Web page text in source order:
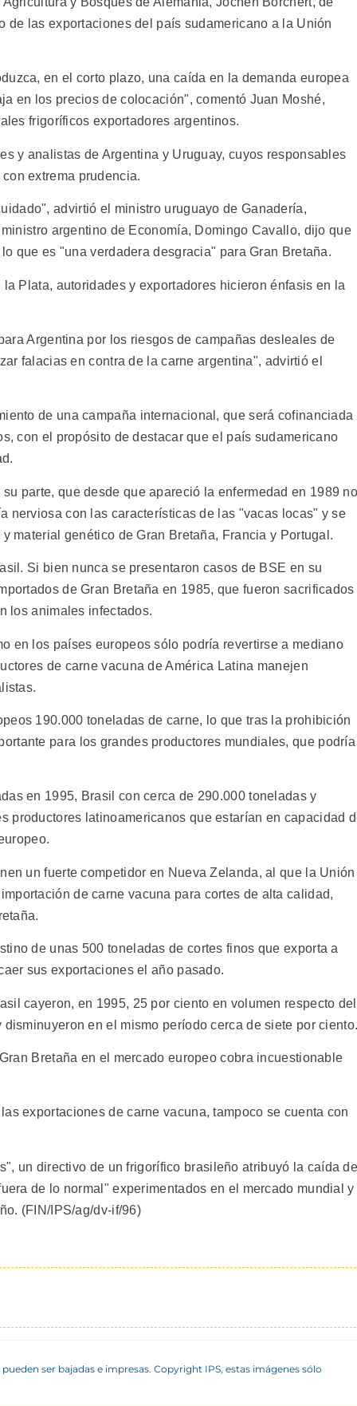
de las exportaciones del país sudamericano a la Unión
en el corto plazo, una caída en la demanda europea
en los precios de colocación", comentó Juan Moshé,
frigoríficos exportadores argentinos.
y analistas de Argentina y Uruguay, cuyos responsables
extrema prudencia.
advirtió el ministro uruguayo de Ganadería,
argentino de Economía, Domingo Cavallo, dijo que
que es "una verdadera desgracia" para Gran Bretaña.
Plata, autoridades y exportadores hicieron énfasis en la
Argentina por los riesgos de campañas desleales de
falacias en contra de la carne argentina", advirtió el
de una campaña internacional, que será cofinanciada
con el propósito de destacar que el país sudamericano
parte, que desde que apareció la enfermedad en 1989
nerviosa con las características de las "vacas locas" y se
material genético de Gran Bretaña, Francia y Portugal.
Si bien nunca se presentaron casos de BSE en su
de Gran Bretaña en 1985, que fueron sacrificados
los animales infectados.
en los países europeos sólo podría revertirse a mediano
de carne vacuna de América Latina manejen
190.000 toneladas de carne, lo que tras la prohibición
para los grandes productores mundiales, que podría
en 1995, Brasil con cerca de 290.000 toneladas y
productores latinoamericanos que estarían en capacidad
un fuerte competidor en Nueva Zelanda, al que la Unión
de carne vacuna para cortes de alta calidad,
de unas 500 toneladas de cortes finos que exporta a
sus exportaciones el año pasado.
cayeron, en 1995, 25 por ciento en volumen respecto del
en el mismo período cerca de siete por
Bretaña en el mercado europeo cobra incuestionable
exportaciones de carne vacuna, tampoco se cuenta con
un directivo de un frigorífico brasileño atribuyó la caída
de lo normal" experimentados en el mercado mundial y
(FIN/IPS/ag/dv-if/96)
ser bajadas e impresas. Copyright IPS, estas imágenes sólo